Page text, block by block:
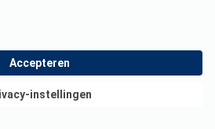
Tegenwoordig wordt de burcht
reist en nog wat tijd over